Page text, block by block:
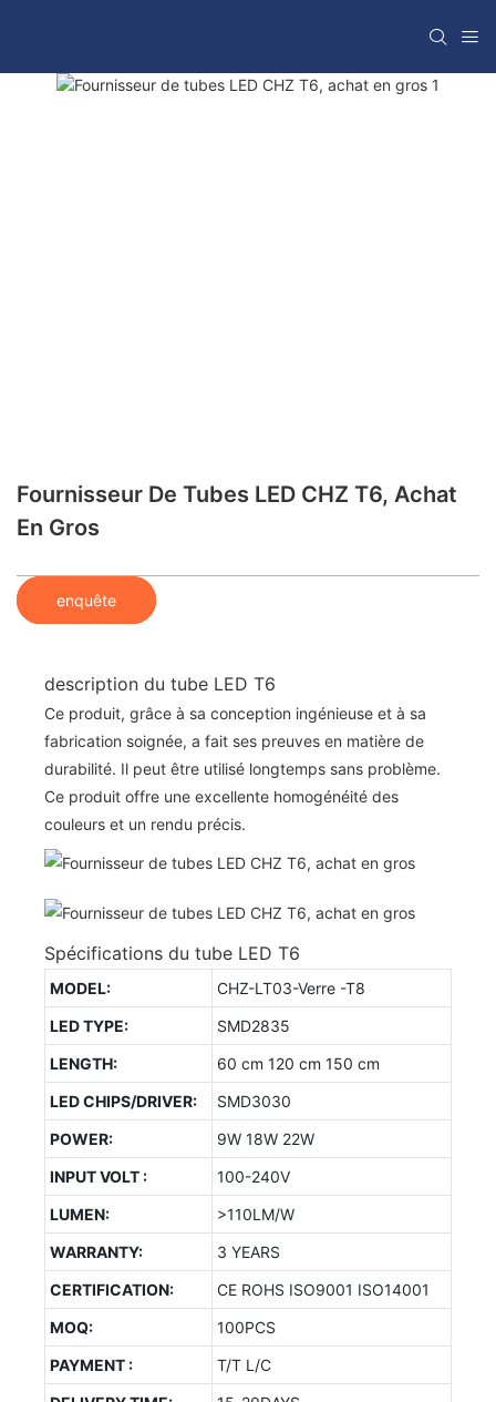
Fournisseur De Tubes LED CHZ T6, Achat
En Gros
enquête
description du tube LED T6
Ce produit, grâce à sa conception ingénieuse et à sa
fabrication soignée, a fait ses preuves en matière de
durabilité. Il peut être utilisé longtemps sans problème.
Ce produit offre une excellente homogénéité des
couleurs et un rendu précis.
Spécifications du tube LED T6
MODEL:
CHZ-LT03-Verre -T8
LED TYPE:
SMD2835
LENGTH:
60 cm 120 cm 150 cm
LED CHIPS/DRIVER:
SMD3030
POWER:
9W 18W 22W
INPUT VOLT :
100-240V
LUMEN:
>110LM/W
WARRANTY:
3 YEARS
CERTIFICATION:
CE ROHS ISO9001 ISO14001
MOQ:
100PCS
PAYMENT :
T/T L/C